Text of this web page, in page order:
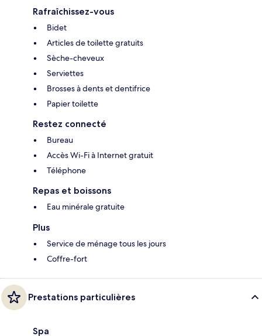
Rafraîchissez-vous
Bidet
Articles de toilette gratuits
Sèche-cheveux
Serviettes
Brosses à dents et dentifrice
Papier toilette
Restez connecté
Bureau
Accès Wi-Fi à Internet gratuit
Téléphone
Repas et boissons
Eau minérale gratuite
Plus
Service de ménage tous les jours
Coffre-fort
Prestations particulières
Spa